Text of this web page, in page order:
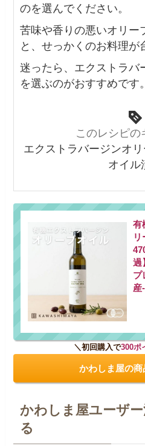
のを選んでください。
苦味や香りの悪いオリー
と、せっかくのお料理が
迷ったら、エクストラバ
を選ぶのがおすすめです。
このレシピの
エクストラバージンオ
オイル
有
過
プ
産
＼初回購入で300ポ
かわしま屋の
かわしま屋ユーザ
る